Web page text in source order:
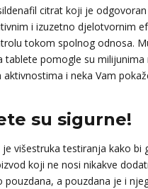
citrat koji je
i izuzetno djelotvornim
tokom spolnog odnosa.
tablete pomogle su
aktivnostima i neka Vam
su sigurne!
višestruka testiranja kako
koji ne nosi nikakve
pouzdana, a pouzdana je i